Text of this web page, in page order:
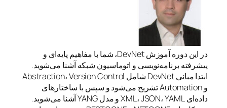
در این دوره آموزش DevNet، شما با مفاهیم پایه‌ای و
پیشرفته برنامه‌نویسی و اتوماسیون شبکه آشنا می‌شوید.
ابتدا مبانی DevNet شامل Abstraction، Version Control
و Automation تشریح می‌شود و سپس با ساختارهای
داده‌ای XML، JSON، YAML و مدل YANG آشنا می‌شوید.